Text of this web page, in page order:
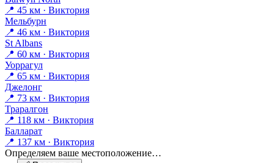
📍 45 км · Виктория
Мельбурн
📍 46 км · Виктория
St Albans
📍 60 км · Виктория
Уоррагул
📍 65 км · Виктория
Джелонг
📍 73 км · Виктория
Траралгон
📍 118 км · Виктория
Балларат
📍 137 км · Виктория
Определяем ваше местоположение…